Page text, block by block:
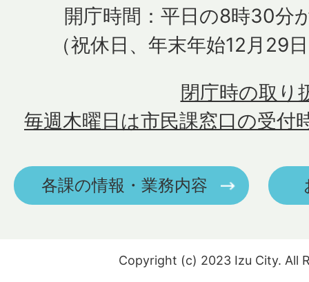
開庁時間：平日の8時30分
（祝休日、年末年始12月29
毎週木曜日は市民課窓口の受付
閉庁時の取り
各課の情報・業務内容
Copyright (c) 2023 Izu City. All